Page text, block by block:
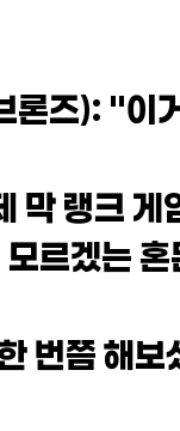
즈): "이
막 랭크
모르겠는
번쯤 해보